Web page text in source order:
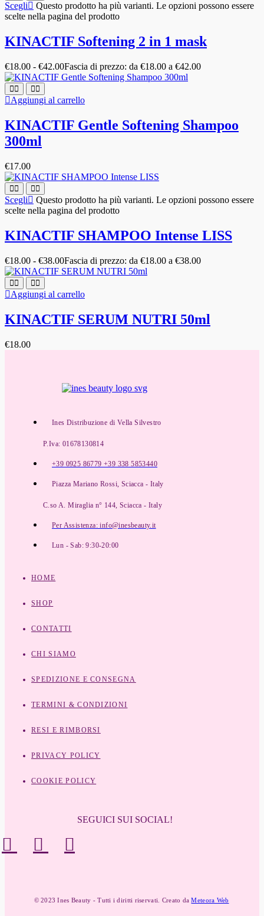
Scegli
Questo prodotto ha più varianti. Le opzioni possono essere
scelte nella pagina del prodotto
KINACTIF Softening 2 in 1 mask
€18.00 - €42.00Fascia di prezzo: da €18.00 a €42.00
Aggiungi al carrello
KINACTIF Gentle Softening Shampoo
300ml
€17.00
Scegli
Questo prodotto ha più varianti. Le opzioni possono essere
scelte nella pagina del prodotto
KINACTIF SHAMPOO Intense LISS
€18.00 - €38.00Fascia di prezzo: da €18.00 a €38.00
Aggiungi al carrello
KINACTIF SERUM NUTRI 50ml
€18.00
Ines Distribuzione di Vella Silvestro
P.Iva: 01678130814
+39 0925 86779 +39 338 5853440
Piazza Mariano Rossi, Sciacca - Italy
C.so A. Miraglia n° 144, Sciacca - Italy
Per Assistenza: info@inesbeauty.it
Lun - Sab: 9:30-20:00
HOME
SHOP
CONTATTI
CHI SIAMO
SPEDIZIONE E CONSEGNA
TERMINI & CONDIZIONI
RESI E RIMBORSI
PRIVACY POLICY
COOKIE POLICY
SEGUICI SUI SOCIAL!
© 2023 Ines Beauty - Tutti i diritti riservati. Creato daMeteora Web